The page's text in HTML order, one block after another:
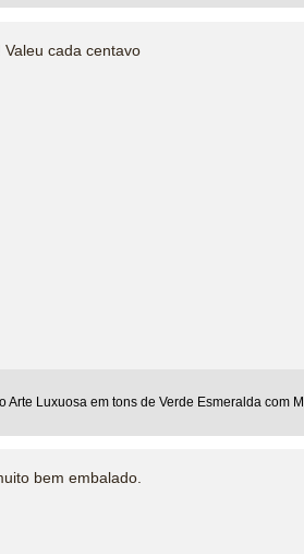
cada centavo
Arte Luxuosa em tons de Verde Esmeralda com
bem embalado.